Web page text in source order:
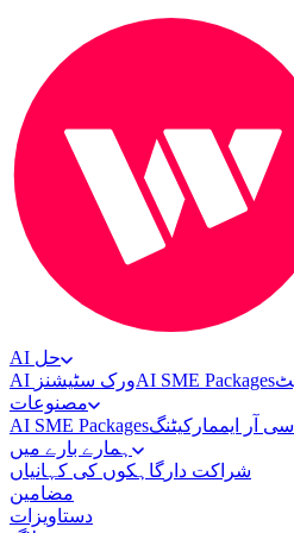
AI حل
AI ورک سٹیشنزAI SME Packages
مصنوعات
AI SME Packages
سی آر ایممارکیٹنگ
ہمارے بارے میں
شراکت دار گاہکوں کی کہانیاں
مضامین
دستاویزات